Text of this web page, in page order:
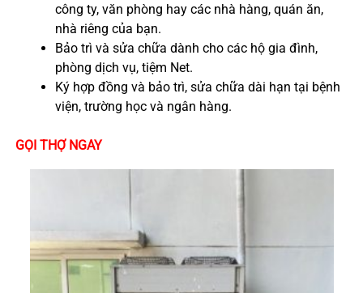
công ty, văn phòng hay các nhà hàng, quán ăn,
nhà riêng của bạn.
Bảo trì và sửa chữa dành cho các hộ gia đình,
phòng dịch vụ, tiệm Net.
Ký hợp đồng và bảo trì, sửa chữa dài hạn tại bệnh
viện, trường học và ngân hàng.
GỌI THỢ NGAY